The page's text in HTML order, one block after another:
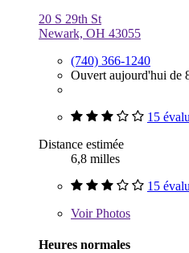
20 S 29th St
Newark, OH 43055
(740) 366-1240
Ouvert aujourd'hui de
15
Distance estimée
6,8 milles
15
VoirPhotos
Heures normales